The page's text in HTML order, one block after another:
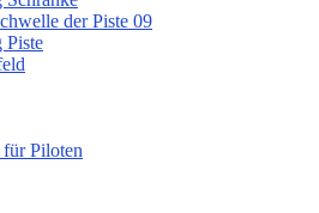
der Piste 09
Piste
Piloten